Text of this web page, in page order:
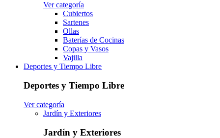
Ver categoría
Cubiertos
Sartenes
Ollas
Baterías de Cocinas
Copas y Vasos
Vajilla
Deportes y Tiempo Libre
Deportes y Tiempo Libre
Ver categoría
Jardín y Exteriores
Jardín y Exteriores